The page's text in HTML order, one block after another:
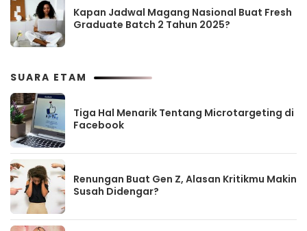
Kapan Jadwal Magang Nasional Buat Fresh
Graduate Batch 2 Tahun 2025?
SUARA ETAM
Tiga Hal Menarik Tentang Microtargeting di
Facebook
Renungan Buat Gen Z, Alasan Kritikmu Makin
Susah Didengar?